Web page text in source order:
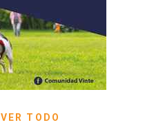
VER TODO